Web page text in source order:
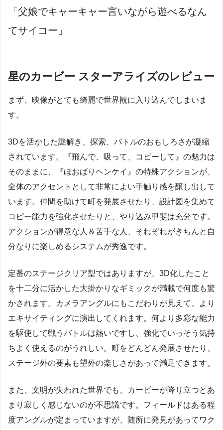
「父娘でキャーキャー言いながら遊べるなん
てサイコー」
星のカービー スターアライズのレビュー
まず、映像がとても綺麗で世界観に入り込んでしまいま
す。
3Dを活かした謎解き、探索、バトルのおもしろさが凝縮
されています。『飛んで、吸って、コピーして』の魅力は
そのままに、『ほおばりヘンケイ』の特殊アクションが、
全体のアクセントとして非常によい手触り感を醸し出して
います。仲間を助けて町を発展させたり、設計図を集めて
コピー能力を強化させたりと、やり込み甲斐は充分です。
アクションが得意な人＆苦手な人、それぞれがきちんと自
分なりに楽しめるシステムが秀逸です。
定番のステージクリア型ではありますが、3D化したこと
を十二分に活かした大掛かりなギミックが満載で何度も驚
かされます。カメラアングルにもこだわりが見えて、より
エキサイティングに演出してくれます。何より多彩な能力
を駆使して戦うバトルは熱いですし、強化でいっそう気持
ちよく使えるのがうれしい。町をどんどん発展させたり、
ステージ外の要素も望外の楽しさがあって満足できます。
また、文明が失われた世界でも、カービーが降り立つとあ
まり寂しく感じないのが不思議です。フィールドはある程
度アングルが定まっていますが、随所に発見があってワク